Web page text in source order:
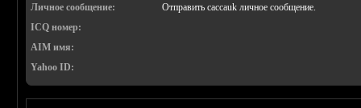
Личное сообщение:
Отправить caccauk личное сообщение.
ICQ номер:
AIM имя:
Yahoo ID: